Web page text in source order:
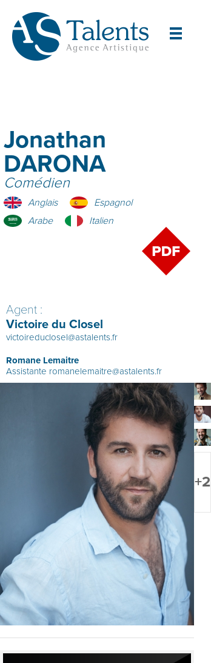
Jonathan
DARONA
Comédien
Anglais
Espagnol
Arabe
Italien
Agent :
Victoire du Closel
victoireduclosel@astalents.fr
Romane Lemaitre
Assistante romanelemaitre@astalents.fr
+2